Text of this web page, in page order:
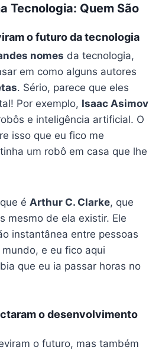
Tecnologia: Quem São
o futuro da tecnologia
nomes da tecnologia,
em como alguns autores
. Sério, parece que eles
Por exemplo, Isaac Asimov
e inteligência artificial. O
isso que eu fico me
um robô em casa que lhe
éArthur C. Clarke, que
mesmo de ela existir. Ele
instantânea entre pessoas
e eu fico aqui
que eu ia passar horas no
o desenvolvimento
o futuro, mas também